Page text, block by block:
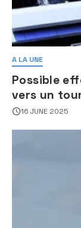
A LA UNE
Possible
vers un
16 JUNE 2025